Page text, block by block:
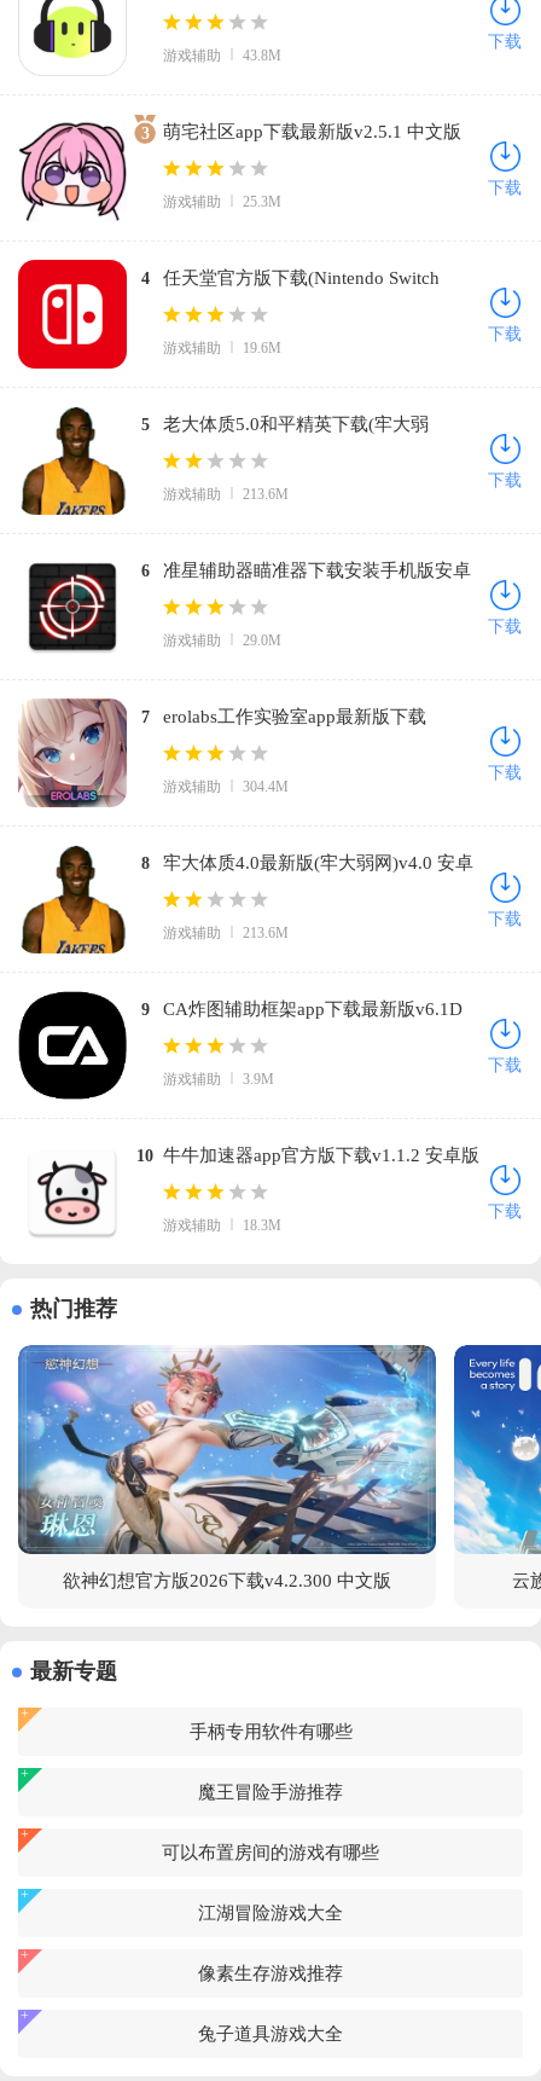
游戏辅助 43.8M
下载
3 萌宅社区app下载最新版v2.5.1 中文版
游戏辅助 25.3M
下载
4
任天堂官方版下载(Nintendo Switch
App)v3.2.0 中文版
游戏辅助 19.6M
下载
5
老大体质5.0和平精英下载(牢大弱
网)v5.0 官方正版
游戏辅助 213.6M
下载
6
准星辅助器瞄准器下载安装手机版安卓
版最新版(ClevrSyno Pro)v23.1 免费版
游戏辅助 29.0M
下载
7
erolabs工作实验室app最新版下载
v1.2.2.94272.3 安卓版
游戏辅助 304.4M
下载
8
牢大体质4.0最新版(牢大弱网)v4.0 安卓
版
游戏辅助 213.6M
下载
9
CA炸图辅助框架app下载最新版v6.1D
安卓版
游戏辅助 3.9M
下载
10 牛牛加速器app官方版下载v1.1.2 安卓版
游戏辅助 18.3M
下载
热门推荐
欲神幻想官方版2026下载v4.2.300 中文版 云
最新专题
手柄专用软件有哪些
魔王冒险手游推荐
可以布置房间的游戏有哪些
江湖冒险游戏大全
像素生存游戏推荐
兔子道具游戏大全